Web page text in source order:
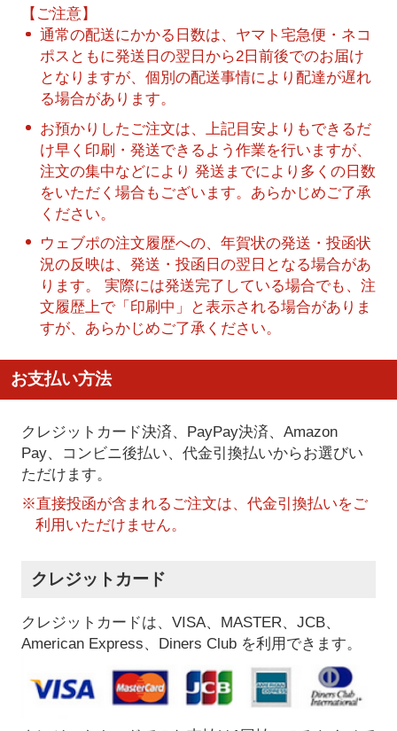
【ご注意】
通常の配送にかかる日数は、ヤマト宅急便・ネコ
ポスともに発送日の翌日から2日前後でのお届け
となりますが、個別の配送事情により配達が遅れ
る場合があります。
お預かりしたご注文は、上記目安よりもできるだ
け早く印刷・発送できるよう作業を行いますが、
注文の集中などにより 発送までにより多くの日数
をいただく場合もございます。あらかじめご了承
ください。
ウェブポの注文履歴への、年賀状の発送・投函状
況の反映は、発送・投函日の翌日となる場合があ
ります。 実際には発送完了している場合でも、注
文履歴上で「印刷中」と表示される場合がありま
すが、あらかじめご了承ください。
お支払い方法
クレジットカード決済、PayPay決済、Amazon
Pay、コンビニ後払い、代金引換払いからお選びい
ただけます。
※直接投函が含まれるご注文は、代金引換払いをご
利用いただけません。
クレジットカード
クレジットカードは、VISA、MASTER、JCB、
American Express、Diners Club を利用できます。